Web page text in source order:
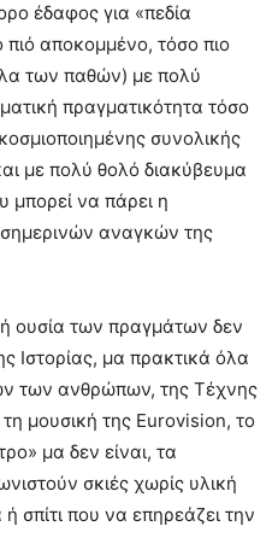
έδαφος για «πεδία
αποκομμένο, τόσο πιο
των παθών) με πολύ
πραγματικότητα τόσο
συνολικής
με πολύ θολό διακύβευμα
μπορεί να πάρει η
αναγκών της
ουσία των πραγμάτων δεν
Ιστορίας, μα πρακτικά όλα
των ανθρώπων, της Τέχνης
μουσική της Eurovision, το
μα δεν είναι, τα
σκιές χωρίς υλική
σπίτι που να επηρεάζει την